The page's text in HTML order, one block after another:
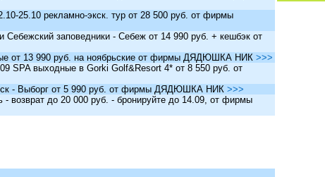
25.10 рекламно-экск. тур от 28 500 руб. от фирмы
заповедники - Себеж от 14 990 руб. + кешбэк от
от 13 990 руб. на ноябрьские от фирмы ДЯДЮШКА НИК >>>
SPA выходные в Gorki Golf&Resort 4* от 8 550 руб. от
- Выборг от 5 990 руб. от фирмы ДЯДЮШКА НИК >>>
возврат до 20 000 руб. - бронируйте до 14.09, от фирмы